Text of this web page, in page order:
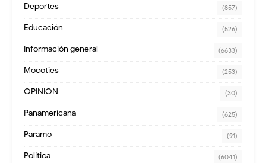
Deportes (857)
Educación (526)
Información general (6633)
Mocoties (253)
OPINION (30)
Panamericana (625)
Paramo (91)
Política (6041)